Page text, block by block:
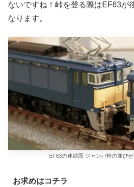
ないですね！峠を登る際はEF63が
なります。
EF63の連結面 ジャンパ栓の並び
お求めはコチラ